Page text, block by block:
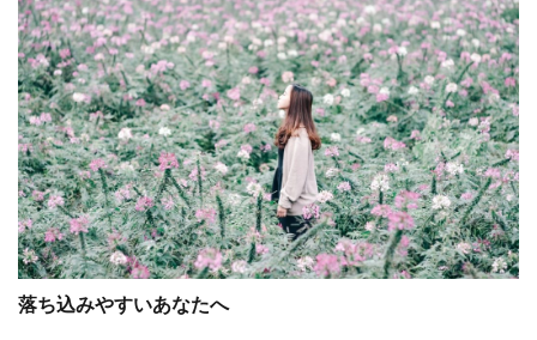
落ち込みやすいあなたへ